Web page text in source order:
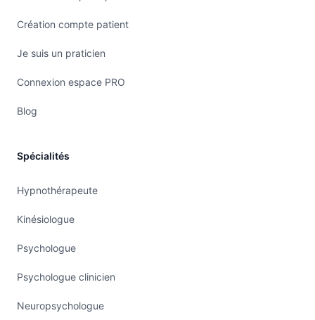
Création compte patient
Je suis un praticien
Connexion espace PRO
Blog
Spécialités
Hypnothérapeute
Kinésiologue
Psychologue
Psychologue clinicien
Neuropsychologue